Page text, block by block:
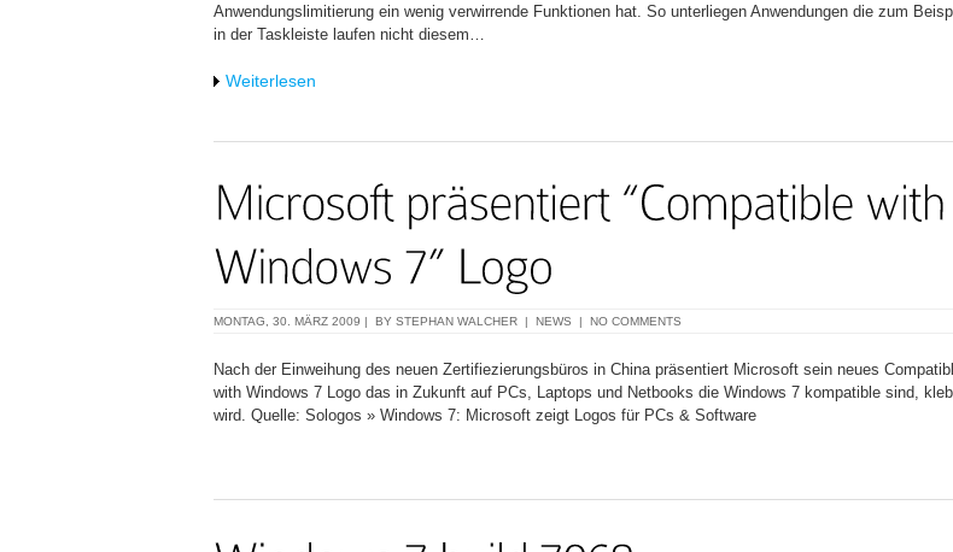
Anwendungslimitierung ein wenig verwirrende Funktionen hat. So unterliegen Anwendungen die zum
in der Taskleiste laufen nicht diesem…
Weiterlesen
MONTAG, 30. MÄRZ 2009 | BY STEPHAN WALCHER NEWS NO COMMENTS
Nach der Einweihung des neuen Zertifiezierungsbüros in China präsentiert Microsoft sein neues
with Windows 7 Logo das in Zukunft auf PCs, Laptops und Netbooks die Windows 7 kompatible sind,
wird. Quelle: Sologos » Windows 7: Microsoft zeigt Logos für PCs & Software